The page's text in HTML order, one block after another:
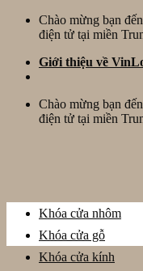
Skip
Chào mừng bạn
điện tử tại miền
Giới thiệu về
Chào mừng bạn
điện tử tại miền
Khóa cửa nhôm
Khóa cửa gỗ
Khóa cửa kính